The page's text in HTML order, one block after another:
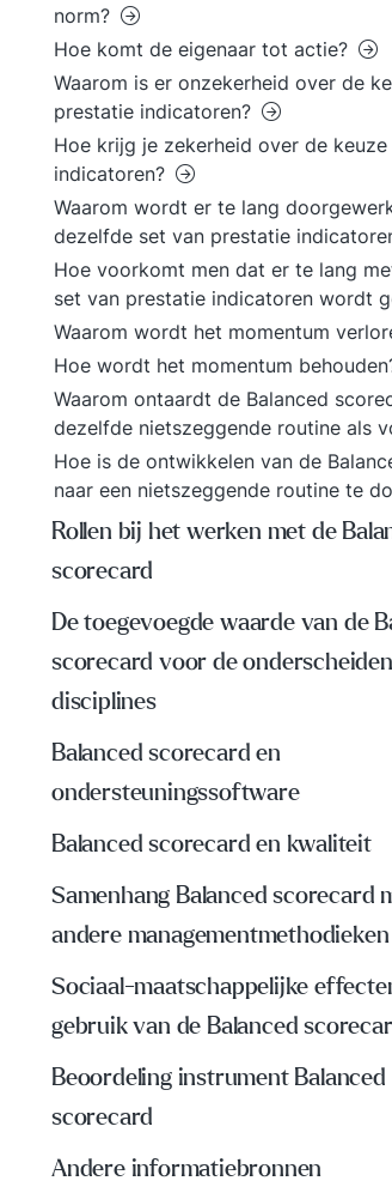
norm?
Hoe komt de eigenaar tot actie?
Waarom is er onzekerheid over de
prestatie indicatoren?
Hoe krijg je zekerheid over de
indicatoren?
Waarom wordt er te lang
dezelfde set van prestatie
Hoe voorkomt men dat er te lang
set van prestatie indicatoren wordt
Waarom wordt het momentum
Hoe wordt het momentum
Waarom ontaardt de Balanced
dezelfde nietszeggende routine als
Hoe is de ontwikkelen van de
naar een nietszeggende routine te
Rollen bij het werken met de
scorecard
De toegevoegde waarde van de
scorecard voor de onderscheiden
disciplines
Balanced scorecard en
ondersteuningssoftware
Balanced scorecard en kwaliteit
Samenhang Balanced scorecard
andere managementmethodieken
Sociaal-maatschappelijke
gebruik van de Balanced
Beoordeling instrument Balanced
scorecard
Andere informatiebronnen